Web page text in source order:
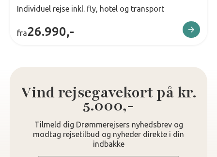
Individuel rejse inkl. fly, hotel og transport
fra26.990,-
Vind rejsegavekort på kr.
5.000,-
Tilmeld dig Drømmerejsers nyhedsbrev og
modtag rejsetilbud og nyheder direkte i din
indbakke